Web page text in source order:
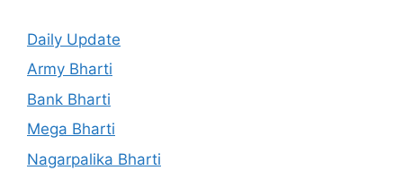
Daily Update
Army Bharti
Bank Bharti
Mega Bharti
Nagarpalika Bharti